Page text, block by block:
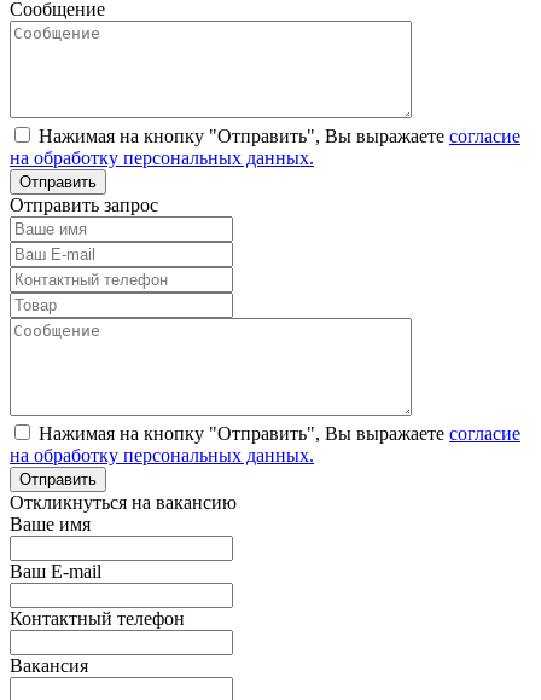
Сообщение
Нажимая на кнопку "Отправить", Вы выражаете согласие
на обработку персональных данных.
Отправить запрос
Нажимая на кнопку "Отправить", Вы выражаете согласие
на обработку персональных данных.
Откликнуться на вакансию
Ваше имя
Ваш E-mail
Контактный телефон
Вакансия